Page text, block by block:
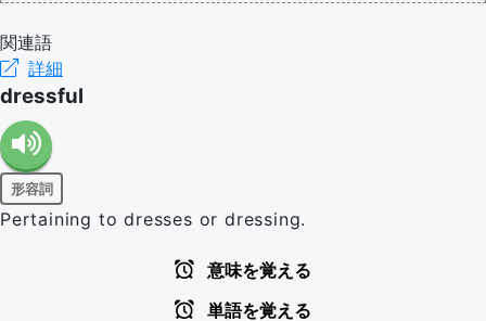
関連語
詳細
dressful
形容詞
Pertaining to dresses or dressing.
意味を覚える
単語を覚える